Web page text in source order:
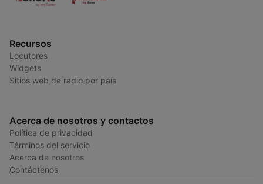
Recursos
Locutores
Widgets
Sitios web de radio por país
Acerca de nosotros y contactos
Política de privacidad
Términos del servicio
Acerca de nosotros
Contáctenos